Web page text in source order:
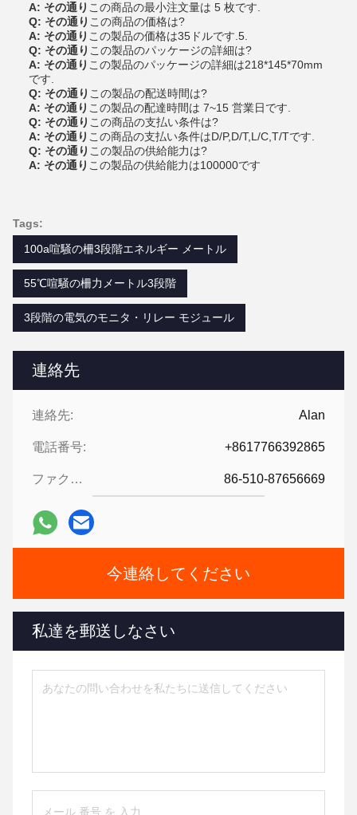
連絡先
連絡先: Alan
電話番号: +8617766392865
ファクシミリ: 86-510-87656669
今連絡してください
私達を郵送しなさい
A: その通り この商品の最小注文量は 5 枚です.
Q: その通り この商品の価格は?
A: その通り この製品の価格は35ドルです.5.
Q: その通り この製品のパッケージの詳細は?
A: その通り この製品のパッケージの詳細は218*145*70mm
です.
Q: その通り この製品の配送時間は?
A: その通り この製品の配達時間は 7~15 営業日です.
Q: その通り この商品の支払い条件は?
A: その通り この商品の支払い条件はD/P,D/T,L/C,T/Tです.
Q: その通り この製品の供給能力は?
A: その通り この製品の供給能力は100000です
Tags:
100a喧騒の柵3段階エネルギー メートル
55℃喧騒の柵力メートル3段階
3段階の電気のモニタ・リレー モジュール